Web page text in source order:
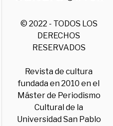
© 2022 - TODOS LOS
DERECHOS
RESERVADOS
Revista de cultura
fundada en 2010 en el
Máster de Periodismo
Cultural de la
Universidad San Pablo